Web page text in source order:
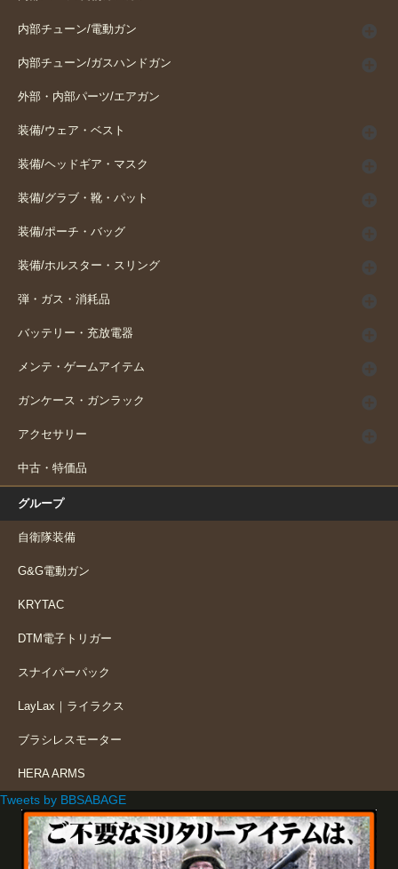
内部チューン/電動ガン
内部チューン/ガスハンドガン
外部・内部パーツ/エアガン
装備/ウェア・ベスト
装備/ヘッドギア・マスク
装備/グラブ・靴・パット
装備/ポーチ・バッグ
装備/ホルスター・スリング
弾・ガス・消耗品
バッテリー・充放電器
メンテ・ゲームアイテム
ガンケース・ガンラック
アクセサリー
中古・特価品
グループ
自衛隊装備
G&G電動ガン
KRYTAC
DTM電子トリガー
スナイパーパック
LayLax｜ライラクス
ブラシレスモーター
HERA ARMS
Tweets by BBSABAGE